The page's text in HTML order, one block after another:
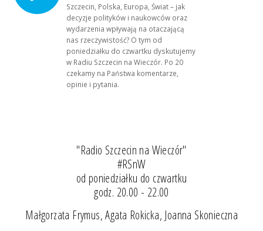
Szczecin, Polska, Europa, Świat – jak
decyzje polityków i naukowców oraz
wydarzenia wpływają na otaczającą
nas rzeczywistość? O tym od
poniedziałku do czwartku dyskutujemy
w Radiu Szczecin na Wieczór. Po 20
czekamy na Państwa komentarze,
opinie i pytania.
"Radio Szczecin na Wieczór"
#RSnW
od poniedziałku do czwartku
godz. 20.00 - 22.00
Małgorzata Frymus, Agata Rokicka, Joanna Skonieczna